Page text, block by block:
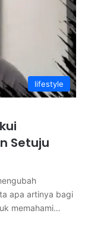
lifestyle
Setuju
apa artinya bagi
memahami…